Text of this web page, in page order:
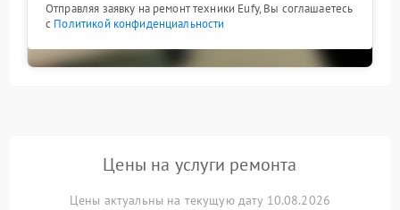
Отправляя заявку на ремонт техники Eufy, Вы соглашаетесь
с Политикой конфиденциальности
Цены на услуги ремонта
Цены актуальны на текущую дату 10.08.2026